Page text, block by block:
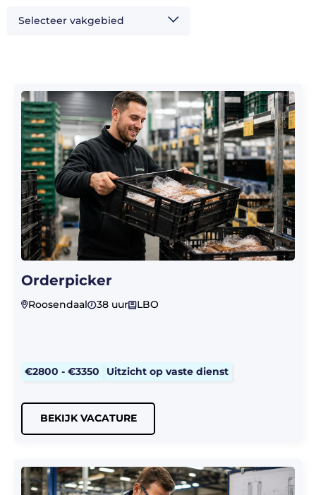
Selecteer vakgebied
Orderpicker
Roosendaal 38 uur LBO
€2800 - €3350 Uitzicht op vaste dienst
BEKIJK VACATURE